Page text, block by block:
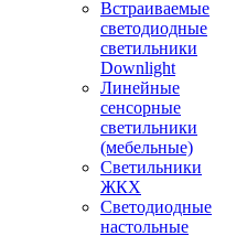
Встраиваемые
светодиодные
светильники
Downlight
Линейные
сенсорные
светильники
(мебельные)
Светильники
ЖКХ
Светодиодные
настольные